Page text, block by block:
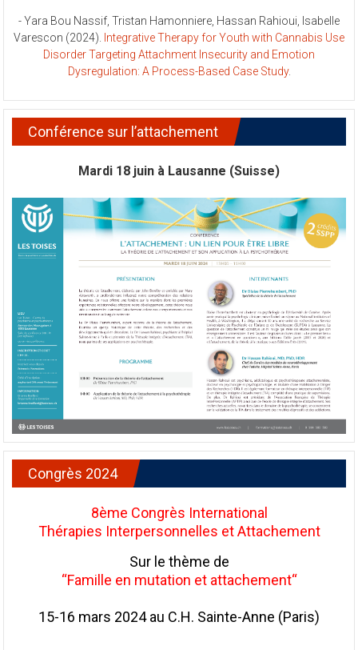
- Yara Bou Nassif, Tristan Hamonniere, Hassan Rahioui, Isabelle
Varescon (2024).
Integrative Therapy for Youth with Cannabis Use
Disorder Targeting Attachment Insecurity and Emotion
Dysregulation: A Process-Based Case Study.
Conférence sur l’attachement
Mardi 18 juin à Lausanne (Suisse)
Congrès 2024
8ème Congrès International
Thérapies Interpersonnelles et Attachement
Sur le thème de
“Famille en mutation et attachement“
15-16 mars 2024 au C.H. Sainte-Anne (Paris)